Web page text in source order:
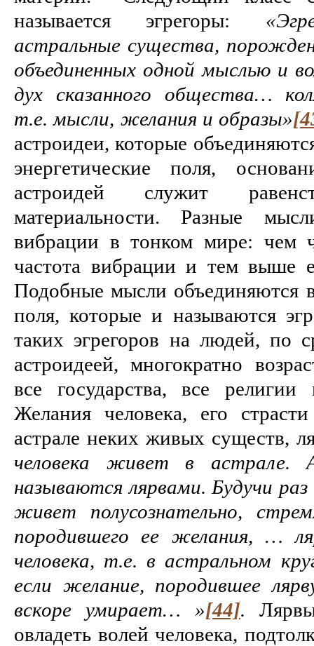
называется эгрегоры:
астральные существа,
объединенных одной мыслью и
дух сказанного общества…
т.е. мысли, желания и образы»
астроидеи, которые
энергетические поля,
астроидей служит
материальности. Разные
вибрации в тонком мире: чем
частота вибрации и тем выше
Подобные мысли объединяются
поля, которые и называются
таких эгрегоров на людей, по
астроидеей, многократно
все государства, все
Желания человека, его
астрале неких живых существ,
человека живет в астрале.
называются лярвами. Будучи
живет полусознательно,
породившего ее желания, …
человека, т.е. в астральном
если желание, породившее
вскоре умирает… »[44].
овладеть волей человека,